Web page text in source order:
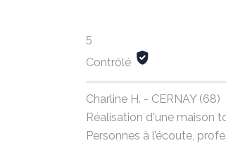
5
Contrôlé
Charline H. - CERNAY (68)
Réalisation d'une maison
Personnes à l’écoute,